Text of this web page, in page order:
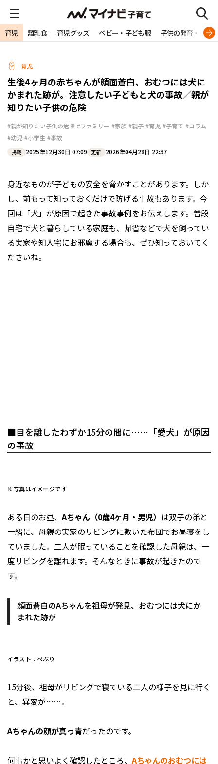
育児 離乳食 育児グッズ ベビー・子ども服 子供の発育・発達
育児
生後4ヶ月の赤ちゃんが顔面蒼白、おむつには犬に
かまれた跡が。注意したい子どもと犬の事故／親が
知りたい子供の危険
#親が知りたい子供の危険 #ファミリー #家族 #親子 #育児 #子育て #コラム
#幼児 #小学生 #事故
掲載 2025年12月30日 07:09 更新 2026年04月28日 22:37
身近なものが子どもの安全を脅かすことがあります。しか
し、前もって知っておくだけで防げる事故もあります。今
回は「犬」が原因で起きた事故事例をお伝えします。普段
自宅で犬と暮らしている家庭も、帰省などで犬を飼ってい
る実家や知人宅にお邪魔する場合も、ぜひ知っておいてく
ださいね。
■目を離したわずか15分の間に……「愛犬」が原因
の事故
※写真はイメージです
ある日のお昼、Aちゃん（0歳4ヶ月・男児） は双子の弟と
一緒に、母親の実家のリビングに敷いた布団でお昼寝をし
ていました。二人が眠っていることを確認した母親は、一
度リビングを離れます。そんなときに事故が起きたので
す。
顔面蒼白のAちゃんを祖母が発見、おむつには犬にか
まれた跡が
イラスト：ぺぷり
15分後、祖母がリビングで寝ている二人の様子を見に行く
と、異変が……。
Aちゃんの顔が真っ青だったのです。
何事かと思いよく確認したところ、Aちゃんのおむつには